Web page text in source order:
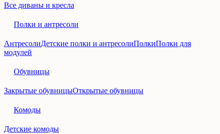
Все диваны и кресла
Полки и антресоли
АнтресолиДетские полки и антресолиПолкиПолки для
модулей
Обувницы
Закрытые обувницыОткрытые обувницы
Комоды
Детские комоды